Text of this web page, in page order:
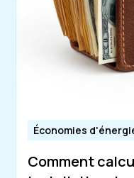
Économies
Comment